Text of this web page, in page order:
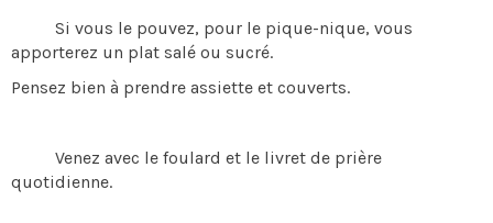
Si vous le pouvez, pour le pique-nique, vous
apporterez un plat salé ou sucré.
Pensez bien à prendre assiette et couverts.
Venez avec le foulard et le livret de prière
quotidienne.